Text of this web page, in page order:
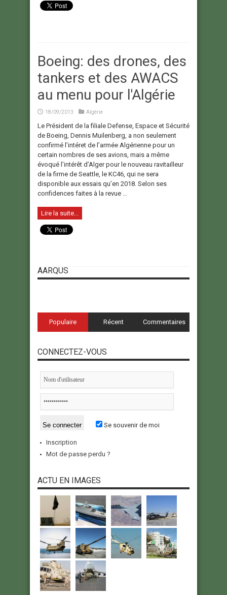
Boeing: des drones, des
tankers et des AWACS
au menu pour l'Algérie
18/09/2013 Algérie
Le Président de la filiale Defense, Espace et Sécurité
de Boeing, Dennis Muilenberg, a non seulement
confirmé l’intéret de l’armée Algérienne pour un
certain nombres de ses avions, mais a même
évoqué l’intérêt d’Alger pour le nouveau ravitailleur
de la firme de Seattle, le KC46, qui ne sera
disponible aux essais qu’en 2018. Selon ses
confidences faites à la revue ...
Lire la suite...
AARQUS
Populaire Récent Commentaires
CONNECTEZ-VOUS
Se souvenir de moi
Inscription
Mot de passe perdu ?
ACTU EN IMAGES